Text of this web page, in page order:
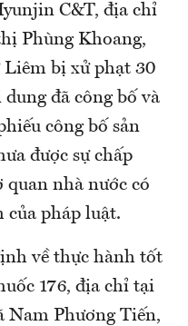
C&T, địa chỉ
Phùng Khoang,
bị xử phạt 30
đã công bố và
công bố sản
được sự chấp
quan nhà nước có
của pháp luật.
về thực hành tốt
176, địa chỉ tại
Nam Phương Tiến,